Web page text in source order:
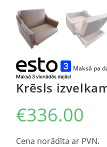
Maksā pa
Krēsls
€336.00
Cena norādīta ar PVN.